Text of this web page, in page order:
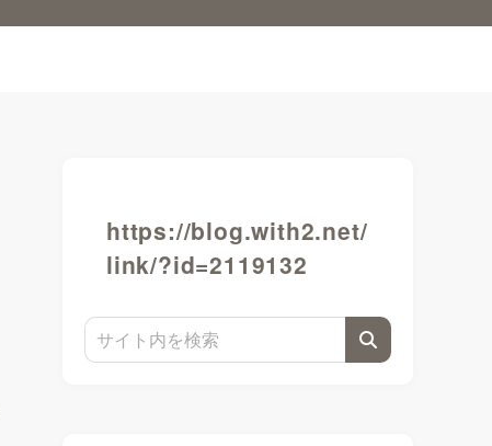
https://blog.with2.net/
link/?id=2119132